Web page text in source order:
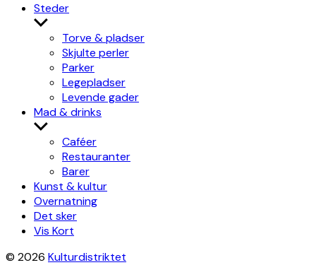
Steder
Show
sub
menu
Torve & pladser
Skjulte perler
Parker
Legepladser
Levende gader
Mad & drinks
Show
sub
menu
Caféer
Restauranter
Barer
Kunst & kultur
Overnatning
Det sker
Vis Kort
© 2026 Kulturdistriktet